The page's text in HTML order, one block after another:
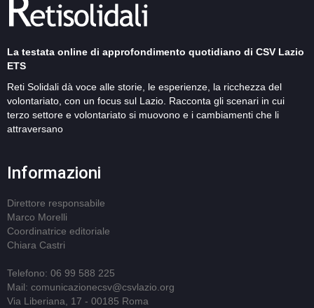
La testata online di approfondimento quotidiano di CSV Lazio
ETS
Reti Solidali dà voce alle storie, le esperienze, la ricchezza del
volontariato, con un focus sul Lazio. Racconta gli scenari in cui
terzo settore e volontariato si muovono e i cambiamenti che li
attraversano
Informazioni
Direttore responsabile
Marco Morelli
Coordinatrice editoriale
Chiara Castri
Telefono: 06 99 588 225
Mail: comunicazionecsv@csvlazio.org
Via Liberiana, 17 - 00185 Roma